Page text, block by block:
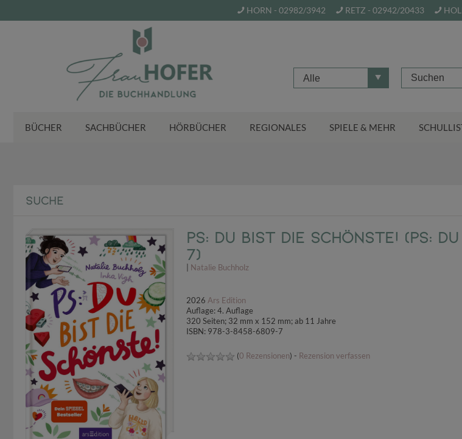
HORN - 02982/3942 RETZ - 02942/20433
Alle
BÜCHER SACHBÜCHER HÖRBÜCHER REGIONALES SPIELE & MEHR
SUCHE
PS: Du bist die Schönste! (PS:
7)
Natalie Buchholz
2026 Ars Edition
Auflage: 4. Auflage
320 Seiten; 32 mm x 152 mm; ab 11 Jahre
ISBN: 978-3-8458-6809-7
(0 Rezensionen) - Rezension verfassen